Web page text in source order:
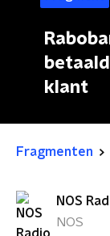
klant
Fragmenten
NOS
NOS